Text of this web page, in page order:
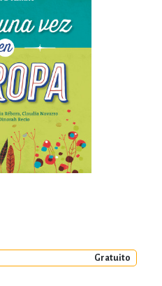
Gratuito